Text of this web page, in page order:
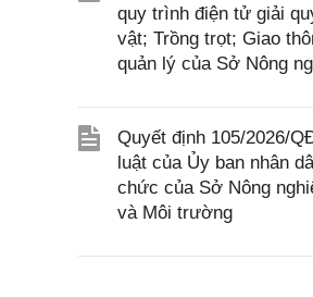
quy trình điện tử giải
vật; Trồng trọt; Giao
quản lý của Sở Nông
Quyết định 105/2026/
luật của Ủy ban nhân
chức của Sở Nông
và Môi trường